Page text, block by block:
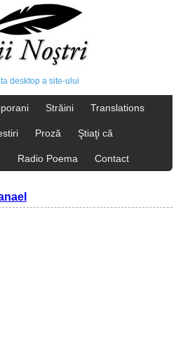
desktop a site-ului
Străini Translations
Proză Ştiaţi că
Radio Poema Contact